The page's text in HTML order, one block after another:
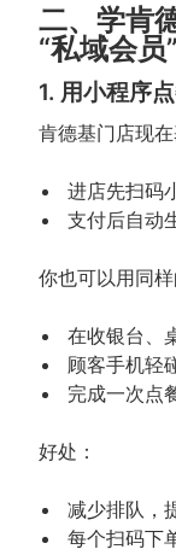
二、学肯
“私域会员”
1. 用小程序
肯德基门店现在
进店先扫码
支付后自动
你也可以用同样
在收银台、
顾客手机轻
完成一次点
好处：
减少排队，
每个扫码下